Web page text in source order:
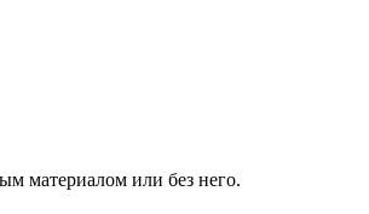
материалом или без него.